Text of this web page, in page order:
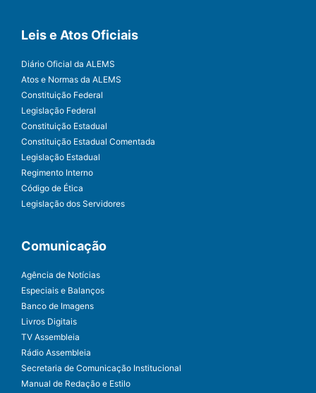
Leis e Atos Oficiais
Diário Oficial da ALEMS
Atos e Normas da ALEMS
Constituição Federal
Legislação Federal
Constituição Estadual
Constituição Estadual Comentada
Legislação Estadual
Regimento Interno
Código de Ética
Legislação dos Servidores
Comunicação
Agência de Notícias
Especiais e Balanços
Banco de Imagens
Livros Digitais
TV Assembleia
Rádio Assembleia
Secretaria de Comunicação Institucional
Manual de Redação e Estilo